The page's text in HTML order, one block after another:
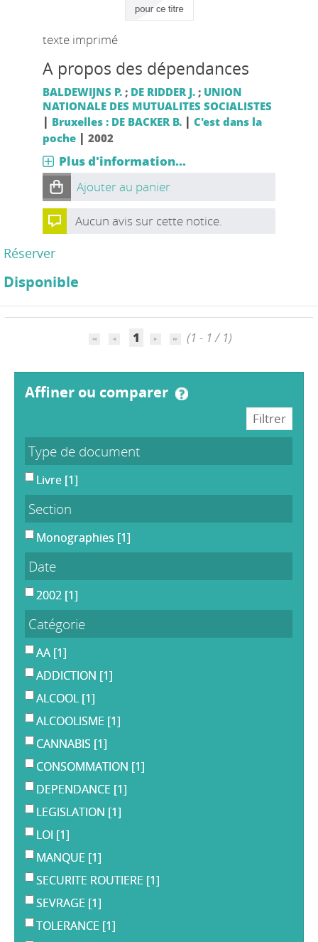
texte imprimé
A propos des dépendances
BALDEWIJNS P.; DE RIDDER J.; UNION
NATIONALE DES MUTUALITES SOCIALISTES
| Bruxelles : DE BACKER B.| C'est dans la
poche| 2002
Plus d'information...
Ajouter au panier
Aucun avis sur cette notice.
Réserver
Disponible
1 (1 - 1 / 1)
affiner ou comparer
Type de document
Livre [1]
Section
Monographies [1]
Date
2002 [1]
Catégorie
AA [1]
ADDICTION [1]
ALCOOL [1]
ALCOOLISME [1]
CANNABIS [1]
CONSOMMATION [1]
DEPENDANCE [1]
LEGISLATION [1]
LOI [1]
MANQUE [1]
SECURITE ROUTIERE [1]
SEVRAGE [1]
TOLERANCE [1]